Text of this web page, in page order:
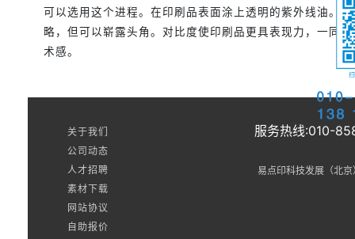
可以选用这个进程。在印刷品表面涂上透明的紫外线油。
略，但可以崭露头角。对比度使印刷品更具表现力，一同
术感。
关于我们
公司动态
人才招聘
素材下载
网站协议
自助报价
服务热线:010-
易点印科技发展（北